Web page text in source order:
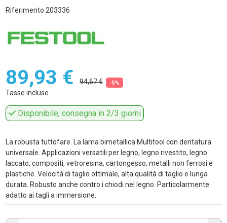
Riferimento 203336
89,93 € 94,67 € -5%
Tasse incluse
Disponibile, consegna in 2/3 giorni
La robusta tuttofare. La lama bimetallica Multitool con dentatura
universale. Applicazioni versatili per legno, legno rivestito, legno
laccato, compositi, vetroresina, cartongesso, metalli non ferrosi e
plastiche. Velocità di taglio ottimale, alta qualità di taglio e lunga
durata. Robusto anche contro i chiodi nel legno. Particolarmente
adatto ai tagli a immersione.